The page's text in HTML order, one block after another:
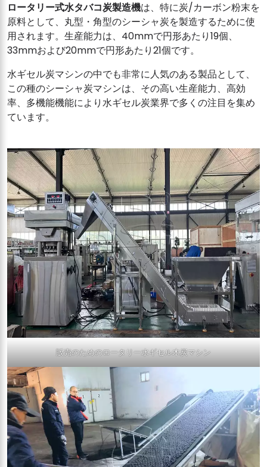
ロータリー式水タバコ炭製造機は、特に炭/カーボン粉末を
原料として、丸型・角型のシーシャ炭を製造するために使
用されます。生産能力は、40mmで円形あたり19個、
33mmおよび20mmで円形あたり21個です。
水ギセル炭マシンの中でも非常に人気のある製品として、
この種のシーシャ炭マシンは、その高い生産能力、高効
率、多機能機能により水ギセル炭業界で多くの注目を集め
ています。
販売のためのロータリー水ギセル木炭マシン